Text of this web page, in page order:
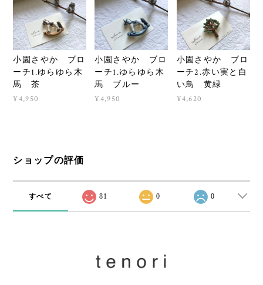
小園さやか ブロ
ーチ1.ゆらゆら木
馬 茶
¥4,950
小園さやか ブロ
ーチ1.ゆらゆら木
馬 ブルー
¥4,950
小園さやか ブロ
ーチ2.赤い実と白
い鳥 黄緑
¥4,620
ショップの評価
すべて 81 0 0